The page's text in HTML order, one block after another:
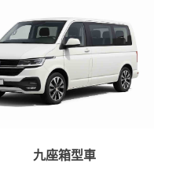
九座箱型車